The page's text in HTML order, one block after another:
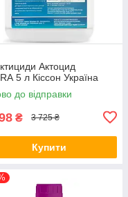
Актоцид
5 л Кіссон Україна
до відправки
₴ 3 725 ₴
Купити